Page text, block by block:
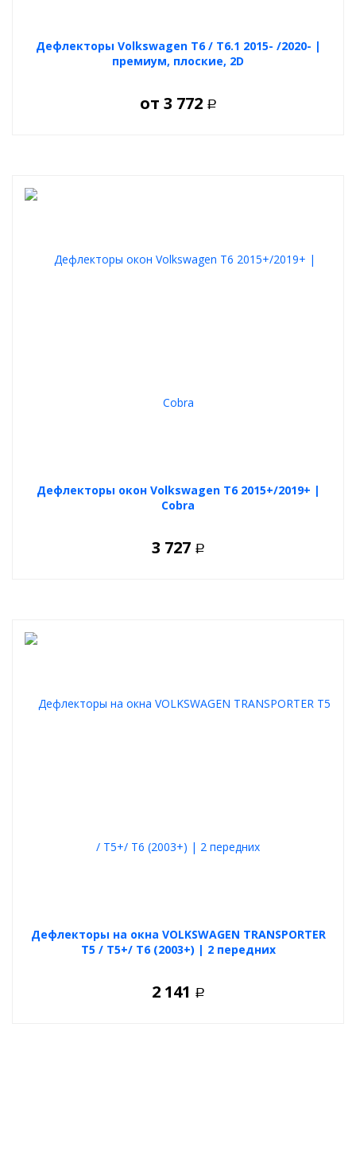
Дефлекторы Volkswagen T6 / T6.1 2015- /2020- |
премиум, плоские, 2D
от 3 772 Р
Дефлекторы окон Volkswagen T6 2015+/2019+ |
Cobra
3 727 Р
Дефлекторы на окна VOLKSWAGEN TRANSPORTER
Т5 / Т5+/ Т6 (2003+) | 2 передних
2 141 Р